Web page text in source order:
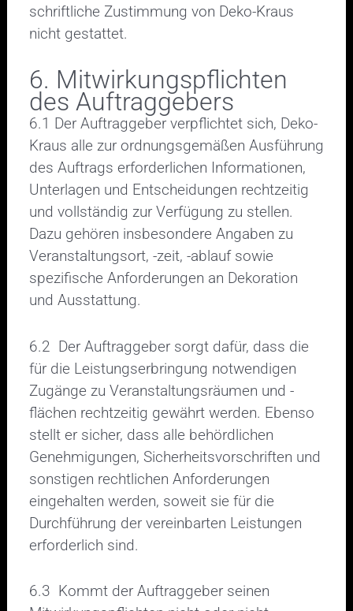
schriftliche Zustimmung von Deko-Kraus
nicht gestattet.
6. Mitwirkungspflichten
des Auftraggebers
6.1 Der Auftraggeber verpflichtet sich, Deko-
Kraus alle zur ordnungsgemäßen Ausführung
des Auftrags erforderlichen Informationen,
Unterlagen und Entscheidungen rechtzeitig
und vollständig zur Verfügung zu stellen.
Dazu gehören insbesondere Angaben zu
Veranstaltungsort, -zeit, -ablauf sowie
spezifische Anforderungen an Dekoration
und Ausstattung.
6.2 Der Auftraggeber sorgt dafür, dass die
für die Leistungserbringung notwendigen
Zugänge zu Veranstaltungsräumen und -
flächen rechtzeitig gewährt werden. Ebenso
stellt er sicher, dass alle behördlichen
Genehmigungen, Sicherheitsvorschriften und
sonstigen rechtlichen Anforderungen
eingehalten werden, soweit sie für die
Durchführung der vereinbarten Leistungen
erforderlich sind.
6.3 Kommt der Auftraggeber seinen